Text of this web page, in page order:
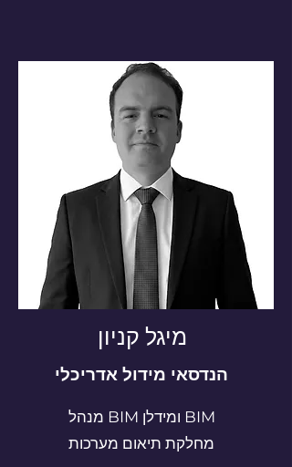
מיגל קניון
הנדסאי מידול אדריכלי
מנהל BIM ומידלן BIM
מחלקת תיאום מערכות